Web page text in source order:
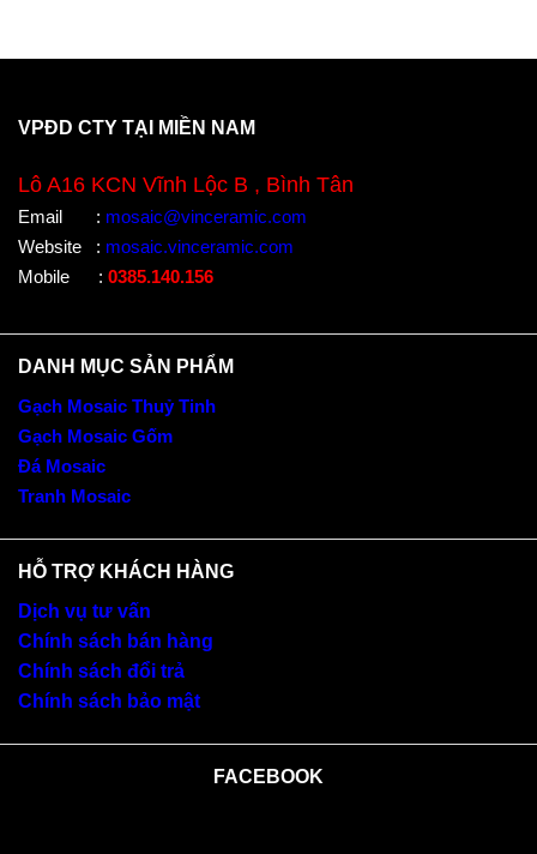
VPĐD CTY TẠI MIỀN NAM
Lô A16 KCN Vĩnh Lộc B , Bình Tân
Email : mosaic@vinceramic.com
Website
: mosaic.vinceramic.com
Mobile
: 0385.140.156
DANH MỤC SẢN PHẨM
Gạch Mosaic Thuỷ Tinh
Gạch Mosaic Gốm
Đá Mosaic
Tranh Mosaic
HỖ TRỢ KHÁCH HÀNG
Dịch vụ tư vấn
Chính sách bán hàng
Chính sách đổi trả
Chính sách bảo mật
FACEBOOK